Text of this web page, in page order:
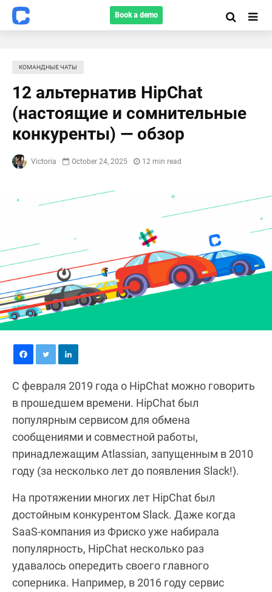
Book a demo
КОМАНДНЫЕ ЧАТЫ
12 альтернатив HipChat
(настоящие и сомнительные
конкуренты) — обзор
Victoria October 24, 2025 12 min read
С февраля 2019 года о HipChat можно говорить
в прошедшем времени. HipChat был
популярным сервисом для обмена
сообщениями и совместной работы,
принадлежащим Atlassian, запущенным в 2010
году (за несколько лет до появления Slack!).
На протяжении многих лет HipChat был
достойным конкурентом Slack. Даже когда
SaaS-компания из Фриско уже набирала
популярность, HipChat несколько раз
удавалось опередить своего главного
соперника. Например, в 2016 году сервис